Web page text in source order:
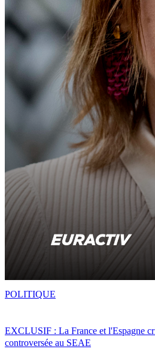
EXCLUSIF : La France et l'Espagne
controversée au SEAE
POLITIQUE